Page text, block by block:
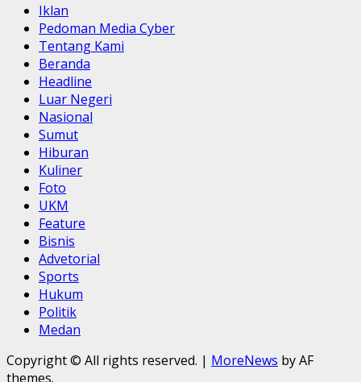
Iklan
Pedoman Media Cyber
Tentang Kami
Beranda
Headline
Luar Negeri
Nasional
Sumut
Hiburan
Kuliner
Foto
UKM
Feature
Bisnis
Advetorial
Sports
Hukum
Politik
Medan
Copyright © All rights reserved. | MoreNews by AF
themes.